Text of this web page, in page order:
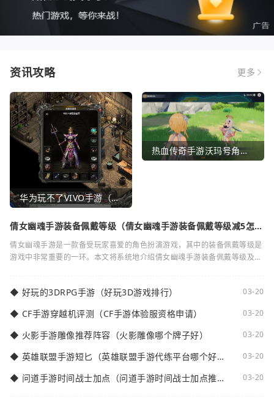
资讯攻略 更多
华为玩不了VIVO手游（华为玩不了VIVO手游怎么办）
热血传奇手游沃玛号角（热血传奇沃玛装备隐藏属性）
倩女幽魂手游装备佩戴等级（倩女幽魂手游装备佩戴等级减5怎么
倩女幽魂手游是一款备受玩家喜爱的角色扮演游戏，其中的装备佩戴等级是
游戏中非常重要的一环。本文将系统地介绍倩女幽魂手游装备佩戴等级及其
◆ 好玩的3DRPG手游（好玩3D游戏排行） 03-20
◆ CF手游穿越机评测（CF手游体验服资格申请） 03-20
◆ 火影手游雕像推荐阵容（火影雕像哪个牌子好） 03-20
◆ 英雄联盟手游短匕（英雄联盟手游代练平台哪个好
03-20
◆ 问道手游时间战士加点（问道手游时间战士加点推
03-20